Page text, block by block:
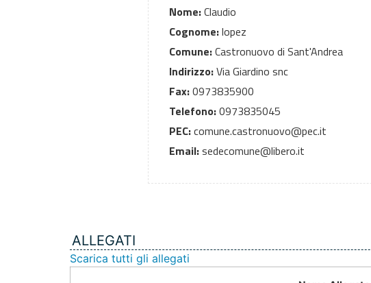
Nome:Claudio
Cognome:lopez
Comune:Castronuovo di Sant'Andrea
Indirizzo:Via Giardino snc
Fax:0973835900
Telefono:0973835045
PEC:comune.castronuovo@pec.it
Email:sedecomune@libero.it
ALLEGATI
Scarica tutti gli allegati